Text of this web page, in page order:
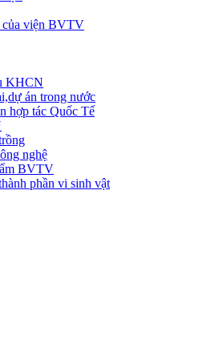
của viện BVTV
KHCN
án trong nước
hợp tác Quốc Tế
nghệ
BVTV
phần vi sinh vật